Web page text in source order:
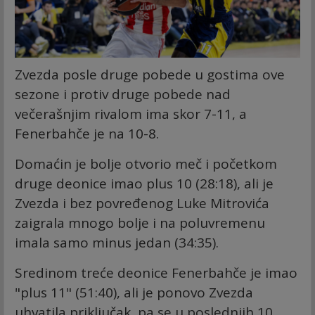
Zvezda posle druge pobede u gostima ove
sezone i protiv druge pobede nad
večerašnjim rivalom ima skor 7-11, a
Fenerbahče je na 10-8.
Domaćin je bolje otvorio meč i početkom
druge deonice imao plus 10 (28:18), ali je
Zvezda i bez povređenog Luke Mitrovića
zaigrala mnogo bolje i na poluvremenu
imala samo minus jedan (34:35).
Sredinom treće deonice Fenerbahče je imao
"plus 11" (51:40), ali je ponovo Zvezda